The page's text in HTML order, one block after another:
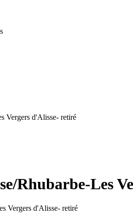
Vergers d'Alisse- retiré
Rhubarbe-Les